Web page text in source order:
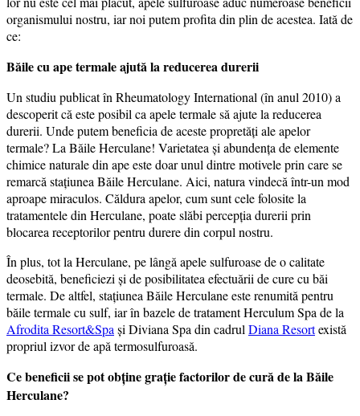
organismului nostru, iar noi putem profita din plin de acestea. Iată de
ce:
Băile cu ape termale ajută la reducerea durerii
Un studiu publicat în Rheumatology International (în anul 2010) a
descoperit că este posibil ca apele termale să ajute la reducerea
durerii. Unde putem beneficia de aceste propretăți ale apelor
termale? La Băile Herculane! Varietatea și abundența de elemente
chimice naturale din ape este doar unul dintre motivele prin care se
remarcă stațiunea Băile Herculane. Aici, natura vindecă într-un mod
aproape miraculos. Căldura apelor, cum sunt cele folosite la
tratamentele din Herculane, poate slăbi percepția durerii prin
blocarea receptorilor pentru durere din corpul nostru.
În plus, tot la Herculane, pe lângă apele sulfuroase de o calitate
deosebită, beneficiezi și de posibilitatea efectuării de cure cu băi
termale. De altfel, stațiunea Băile Herculane este renumită pentru
băile termale cu sulf, iar în bazele de tratament Herculum Spa de la
Afrodita Resort&Spași Diviana Spa din cadrulDiana Resortexistă
propriul izvor de apă termosulfuroasă.
Ce beneficii se pot obține grație factorilor de cură de la Băile
Herculane?